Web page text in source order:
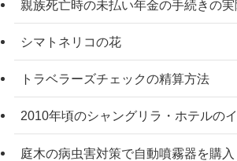
親族死亡時の未払い年金の手続きの
シマトネリコの花
トラベラーズチェックの精算方法
2010年頃のシャングリラ・ホテルの
庭木の病虫害対策で自動噴霧器を購入